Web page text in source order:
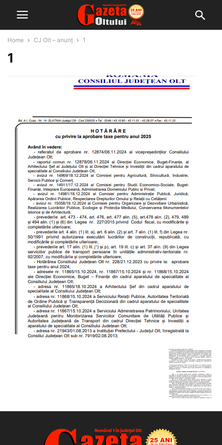
Home CJ Olt – anunț 1
1